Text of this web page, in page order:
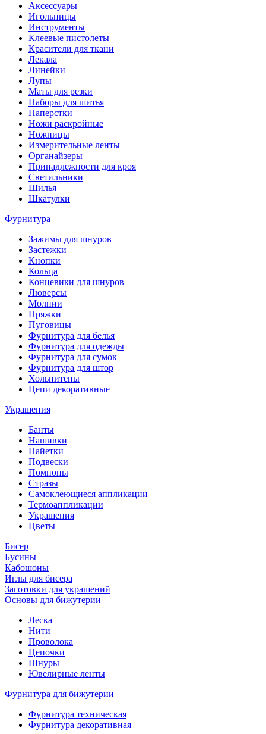
Аксессуары
Игольницы
Инструменты
Клеевые пистолеты
Красители для ткани
Лекала
Линейки
Лупы
Маты для резки
Наборы для шитья
Наперстки
Ножи раскройные
Ножницы
Измерительные ленты
Органайзеры
Принадлежности для кроя
Светильники
Шилья
Шкатулки
Фурнитура
Зажимы для шнуров
Застежки
Кнопки
Кольца
Концевики для шнуров
Люверсы
Молнии
Пряжки
Пуговицы
Фурнитура для белья
Фурнитура для одежды
Фурнитура для сумок
Фурнитура для штор
Хольнитены
Цепи декоративные
Украшения
Банты
Нашивки
Пайетки
Подвески
Помпоны
Стразы
Самоклеющиеся аппликации
Термоаппликации
Украшения
Цветы
Бисер
Бусины
Кабошоны
Иглы для бисера
Заготовки для украшений
Основы для бижутерии
Леска
Нити
Проволока
Цепочки
Шнуры
Ювелирные ленты
Фурнитура для бижутерии
Фурнитура техническая
Фурнитура декоративная